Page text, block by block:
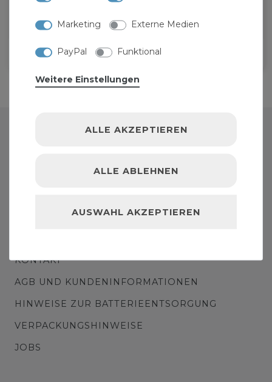
WERKZEUG
PERSÖNLICHER BEREICH
KONTAKT
AGB UND KUNDENINFORMATIONEN
HINWEISE ZUR BATTERIEENTSORGUNG
VERPACKUNGSHINWEISE
JOBS
Marketing Externe Medien
PayPal Funktional
Weitere Einstellungen
ALLE AKZEPTIEREN
ALLE ABLEHNEN
AUSWAHL AKZEPTIEREN